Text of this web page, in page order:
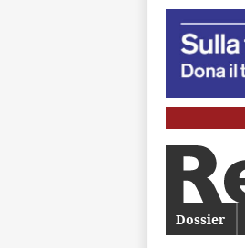
Vai al
Vai al
Dossier